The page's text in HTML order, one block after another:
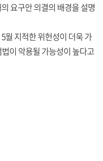
요구안 의결의 배경을 설명
월 지적한 위헌성이 더욱 가
이 악용될 가능성이 높다고